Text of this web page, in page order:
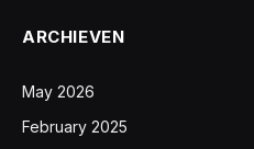
ARCHIEVEN
May 2026
February 2025